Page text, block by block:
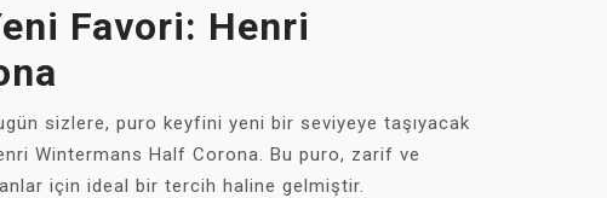
Favori: Henri
sizlere, puro keyfini yeni bir seviyeye taşıyacak
Wintermans Half Corona. Bu puro, zarif ve
için ideal bir tercih haline gelmiştir.